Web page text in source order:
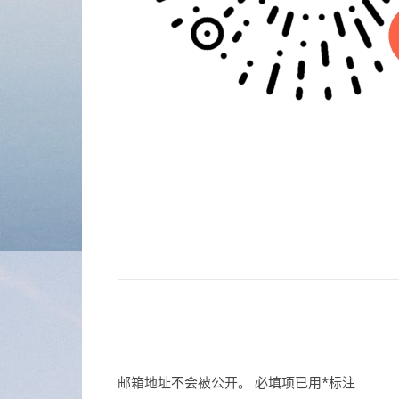
邮箱地址不会被公开。 必填项已用*标注